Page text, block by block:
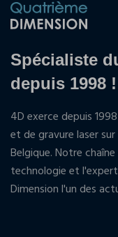
Spécialiste
depuis 1998 !
4D exerce depuis
et de gravure laser
Belgique. Notre
technologie et
Dimension l'un des